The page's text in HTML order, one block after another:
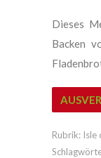
Dieses
Backen
Rubrik: Isle